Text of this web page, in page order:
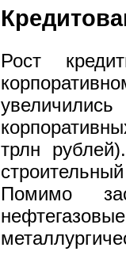
Рост
трлн
Помимо